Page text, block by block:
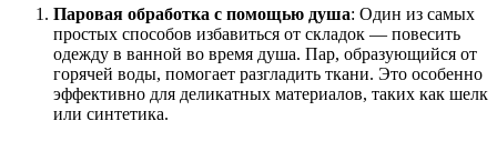
Паровая обработка с помощью душа: Один из самых
простых способов избавиться от складок — повесить
одежду в ванной во время душа. Пар, образующийся от
горячей воды, помогает разгладить ткани. Это особенно
эффективно для деликатных материалов, таких как шелк
или синтетика.